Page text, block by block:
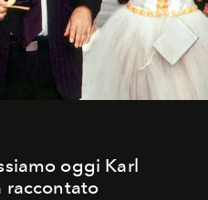
oggi Karl
raccontato